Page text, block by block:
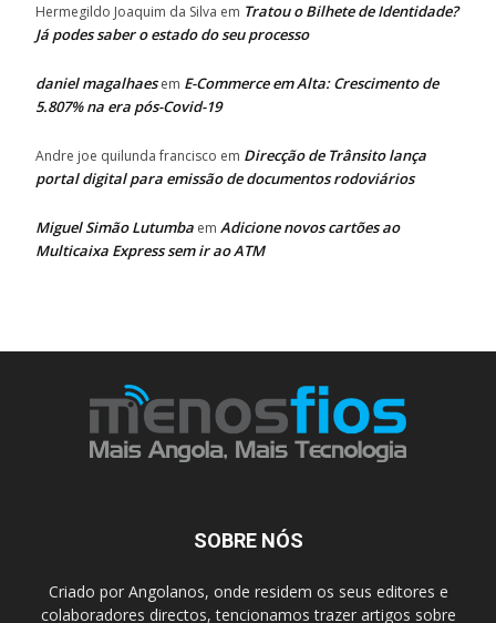
Hermegildo Joaquim da Silva em Tratou o Bilhete de Identidade?
Já podes saber o estado do seu processo
daniel magalhaesem E-Commerce em Alta: Crescimento de
5.807% na era pós-Covid-19
Andre joe quilunda francisco em Direcção de Trânsito lança
portal digital para emissão de documentos rodoviários
Miguel Simão Lutumba em Adicione novos cartões ao
Multicaixa Express sem ir ao ATM
SOBRE NÓS
Criado por Angolanos, onde residem os seus editores e
colaboradores directos, tencionamos trazer artigos sobre